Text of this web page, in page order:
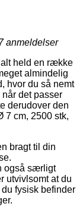
anmeldelser
held en række
almindelig
hvor du så nemt
det passer
derudover den
7 cm, 2500 stk,
bragt til din
også særligt
utvivlsomt at du
fysisk befinder